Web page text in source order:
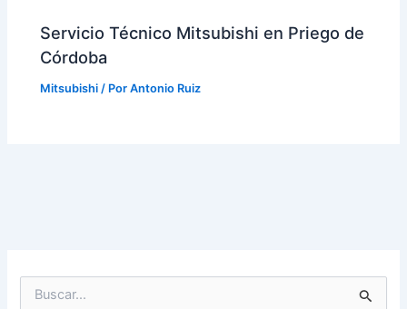
Servicio Técnico Mitsubishi en Priego de
Córdoba
Mitsubishi / PorAntonio Ruiz